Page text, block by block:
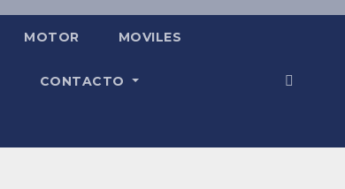
MOTOR MOVILES
CONTACTO